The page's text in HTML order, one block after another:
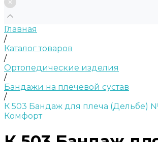
Главная
/
Каталог товаров
/
Ортопедические изделия
/
Бандажи на плечевой сустав
/
К 503 Бандаж для плеча (Дельбе)
Комфорт